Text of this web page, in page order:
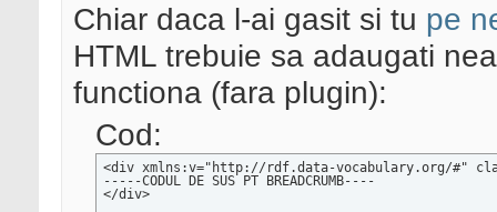
Chiar daca l-ai gasit si tu pe
HTML trebuie sa adaugati
functiona (fara plugin):
Cod:
<div xmlns:v="http://rdf.data-vocabulary.org/#"
-----CODUL DE SUS PT BREADCRUMB----
</div>